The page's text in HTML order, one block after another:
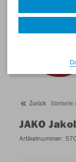
Zurück Startseite
JAKO
Artikelnummer: